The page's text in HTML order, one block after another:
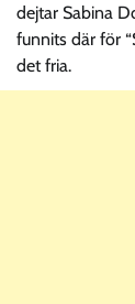
dejtar Sabina
funnits där för
det fria.